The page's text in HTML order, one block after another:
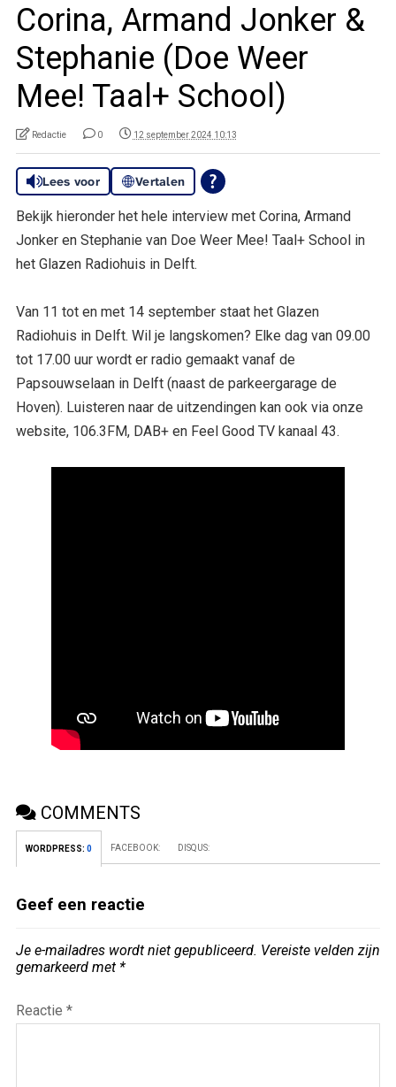
Corina, Armand Jonker &
Stephanie (Doe Weer
Mee! Taal+ School)
Redactie 0 12 september 2024 10:13
Lees voor Vertalen
Bekijk hieronder het hele interview met Corina, Armand
Jonker en Stephanie van Doe Weer Mee! Taal+ School in
het Glazen Radiohuis in Delft.
Van 11 tot en met 14 september staat het Glazen
Radiohuis in Delft. Wil je langskomen? Elke dag van 09.00
tot 17.00 uur wordt er radio gemaakt vanaf de
Papsouwselaan in Delft (naast de parkeergarage de
Hoven). Luisteren naar de uitzendingen kan ook via onze
website, 106.3FM, DAB+ en Feel Good TV kanaal 43.
COMMENTS
WORDPRESS: 0 FACEBOOK: DISQUS:
Geef een reactie
Je e-mailadres wordt niet gepubliceerd. Vereiste velden zijn
gemarkeerd met *
Reactie *